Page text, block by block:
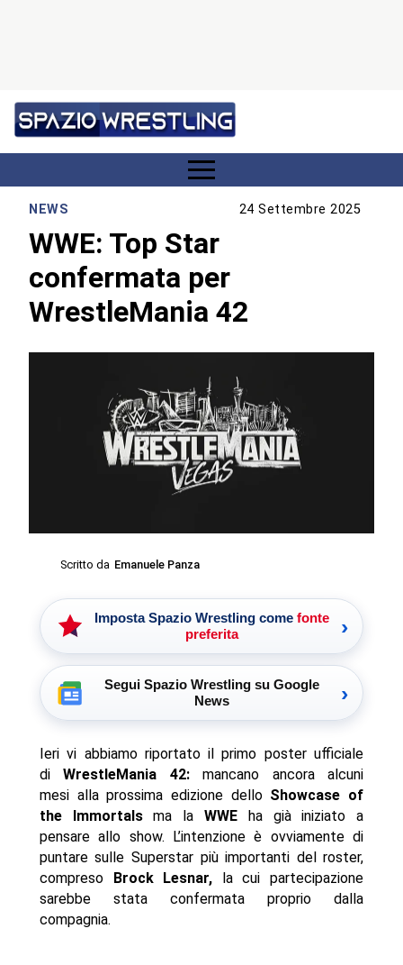
NEWS 24 Settembre 2025
WWE: Top Star
confermata per
WrestleMania 42
Scritto da Emanuele Panza
Imposta Spazio Wrestling come fonte
preferita
›
Segui Spazio Wrestling su Google
News
›
Ieri vi abbiamo riportato il primo poster ufficiale
diWrestleMania 42:mancano ancora alcuni
mesi alla prossima edizione dello Showcase of
the Immortalsma la WWE ha già iniziato a
pensare allo show. L’intenzione è ovviamente di
puntare sulle Superstar più importanti del roster,
compreso
Brock Lesnar, la cui partecipazione
sarebbe stata confermata proprio dalla
compagnia.